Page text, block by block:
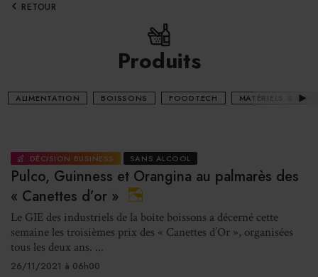
RETOUR
Produits
ALIMENTATION BOISSONS FOODTECH MATÉRIELS &
DÉCISION BUSINESS SANS ALCOOL
Pulco, Guinness et Orangina au palmarès des
« Canettes d’or »
Le GIE des industriels de la boîte boissons a décerné cette
semaine les troisièmes prix des « Canettes d’Or », organisées
tous les deux ans. ...
26/11/2021 à 06h00